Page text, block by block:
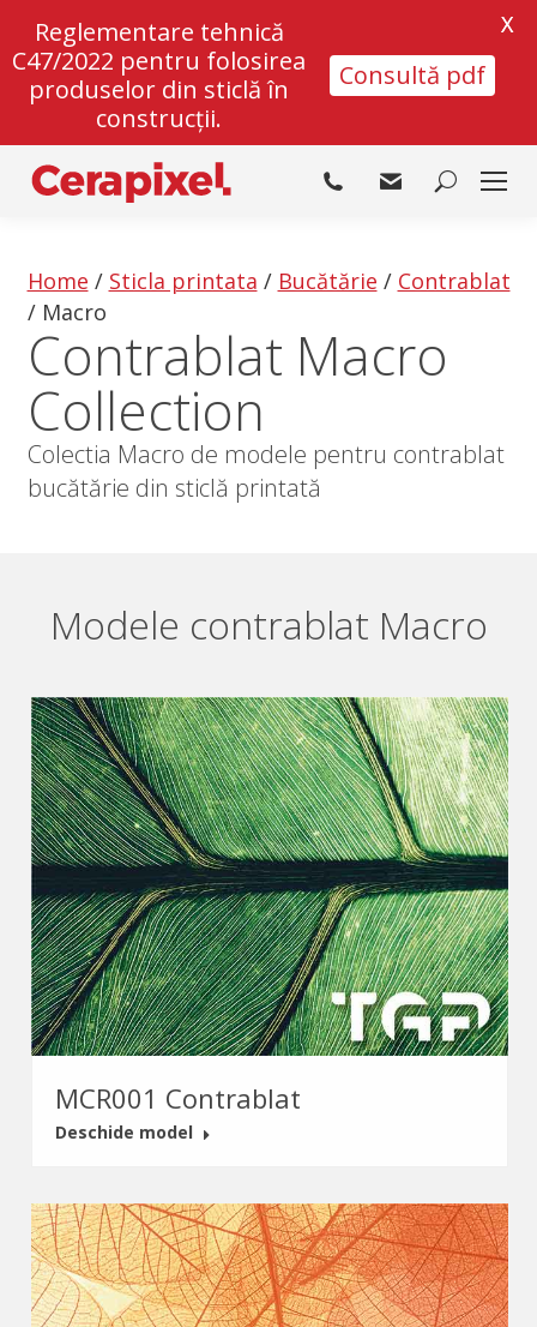
Search:
Home / Sticla printata / Bucătărie / Contrablat
/ Macro
Contrablat Macro
Collection
Colectia Macro de modele pentru contrablat
bucătărie din sticlă printată
Modele contrablat Macro
MCR001 Contrablat
Deschide model
Reglementare tehnică
C47/2022 pentru folosirea
produselor din sticlă în
construcții.
Consultă pdf
X